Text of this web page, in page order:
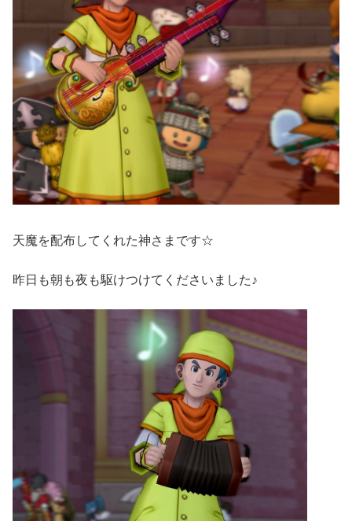
天魔を配布してくれた神さまです☆
昨日も朝も夜も駆けつけてくださいました♪